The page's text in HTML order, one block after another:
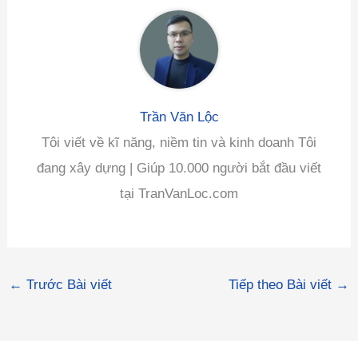
Trần Văn Lộc
Tôi viết về kĩ năng, niềm tin và kinh doanh Tôi
đang xây dựng | Giúp 10.000 người bắt đầu viết
tại TranVanLoc.com
← Trước Bài viết Tiếp theo Bài viết →